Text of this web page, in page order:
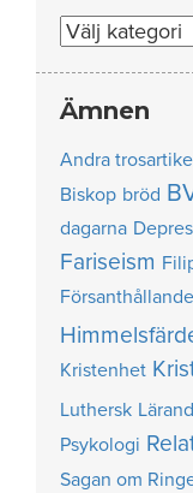
Nummer
Ämnen
Andra
Biskop bröd
dagarna
Fariseism
Försanthållande
Kristenhet
Luthersk
Psykologi
Sagan om